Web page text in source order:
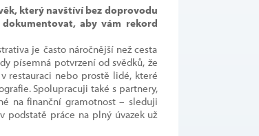
který navštíví bez doprovodu
aby vám rekord
je často náročnější než cesta
písemná potvrzení od svědků, že
restauraci nebo prostě lidé, které
Spolupracuji také s partnery,
na finanční gramotnost – sleduji
podstatě práce na plný úvazek už